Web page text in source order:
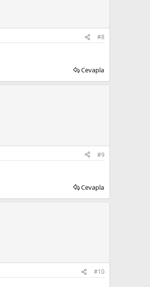
#8
Cevapla
#9
Cevapla
#10